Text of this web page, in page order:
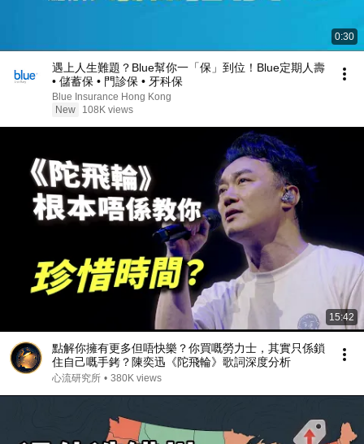
0:30
遇上人生難題？Blue幫你一「保」到位！Blue定期人壽
• 儲蓄保 • 門診保 • 牙科保
Blue Insurance Hong Kong
New
108K views
15:42
點解你擁有更多但唔快樂？你買嘅勞力士，其實只係鎖
住自己嘅手銬？陳奕迅《陀飛輪》歌詞深度分析
心流研究所 • 380K views